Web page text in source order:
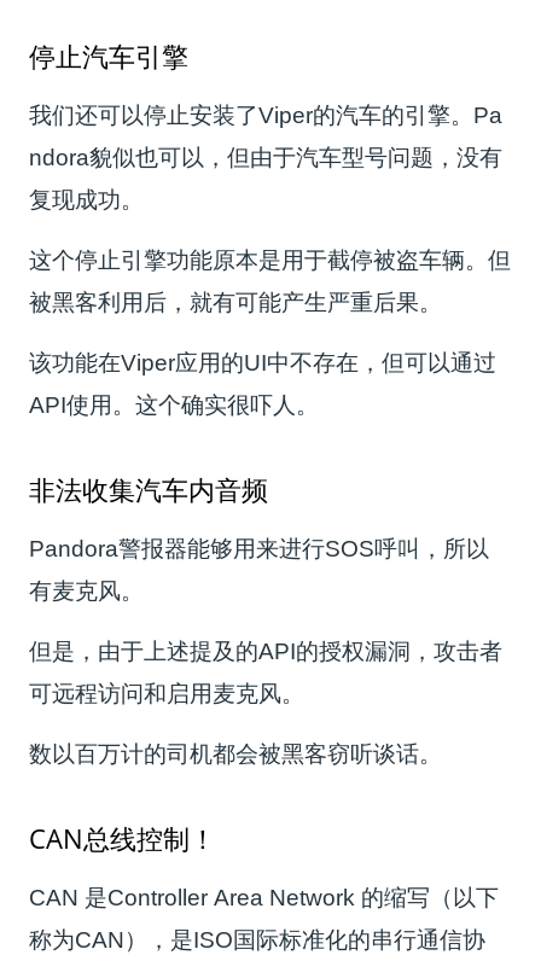
停止汽车引擎
我们还可以停止安装了Viper的汽车的引擎。Pa
ndora貌似也可以，但由于汽车型号问题，没有
复现成功。
这个停止引擎功能原本是用于截停被盗车辆。但
被黑客利用后，就有可能产生严重后果。
该功能在Viper应用的UI中不存在，但可以通过
API使用。这个确实很吓人。
非法收集汽车内音频
Pandora警报器能够用来进行SOS呼叫，所以
有麦克风。
但是，由于上述提及的API的授权漏洞，攻击者
可远程访问和启用麦克风。
数以百万计的司机都会被黑客窃听谈话。
CAN总线控制！
CAN 是Controller Area Network 的缩写（以下
称为CAN），是ISO国际标准化的串行通信协